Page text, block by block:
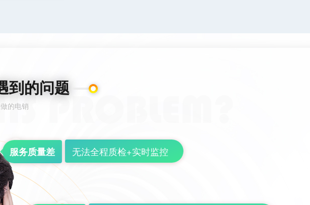
到的问题
的电销
服务质量差 无法全程质检+实时监控